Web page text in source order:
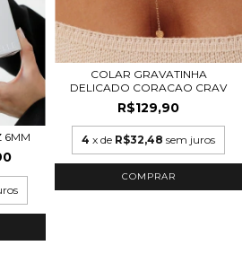
6MM
COLAR GRAVATINHA
DELICADO CORACAO CRAV
R$129,90
4 x de R$32,48 sem juros
COMPRAR